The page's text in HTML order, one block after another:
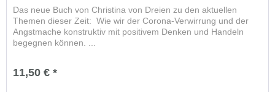
Das neue Buch von Christina von Dreien zu den aktuellen
Themen dieser Zeit: Wie wir der Corona-Verwirrung und der
Angstmache konstruktiv mit positivem Denken und Handeln
begegnen können. ...
11,50 € *